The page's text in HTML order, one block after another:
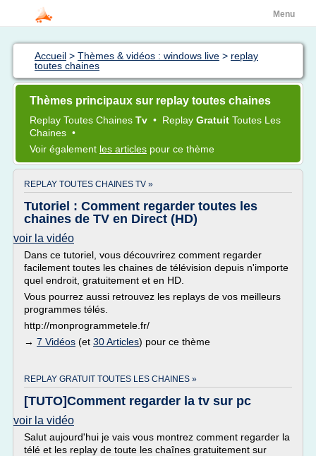
Menu
Accueil > Thèmes & vidéos : windows live > replay
toutes chaines
Thèmes principaux sur replay toutes chaines
Replay Toutes Chaines Tv • Replay Gratuit Toutes Les
Chaines •
Voir également les articles pour ce thème
REPLAY TOUTES CHAINES TV »
Tutoriel : Comment regarder toutes les
chaines de TV en Direct (HD)
voir la vidéo
Dans ce tutoriel, vous découvrirez comment regarder
facilement toutes les chaines de télévision depuis n'importe
quel endroit, gratuitement et en HD.
Vous pourrez aussi retrouvez les replays de vos meilleurs
programmes télés.
http://monprogrammetele.fr/
→ 7 Vidéos (et 30 Articles) pour ce thème
REPLAY GRATUIT TOUTES LES CHAINES »
[TUTO]Comment regarder la tv sur pc
voir la vidéo
Salut aujourd'hui je vais vous montrez comment regarder la
télé et les replay de toute les chaînes gratuitement sur